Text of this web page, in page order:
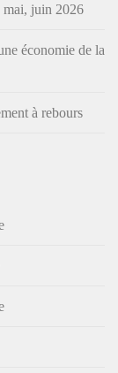
mai, juin 2026
économie de la
à rebours